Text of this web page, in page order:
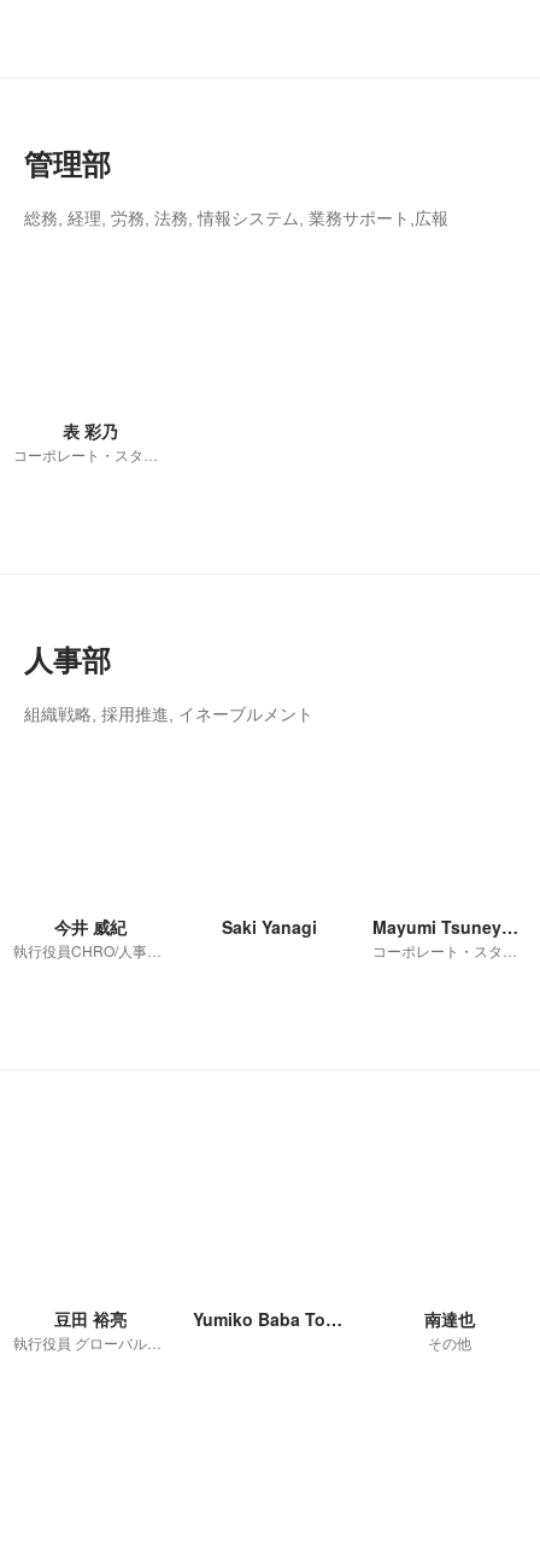
管理部
総務, 経理, 労務, 法務, 情報システム, 業務サポート,広報
表 彩乃
人事部
組織戦略, 採用推進, イネーブルメント
今井 威紀
執行役員CHRO/人事部 部長
Saki Yanagi Mayumi Tsuneyoshi
豆田 裕亮
執行役員 グローバル事業部 部長
Yumiko Baba Tominaga 南達也
その他